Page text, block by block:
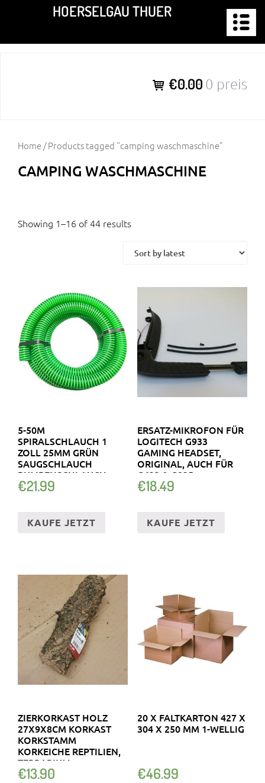
springen
HOERSELGAU THUER
€0.00 0 preis
Home/ Products tagged “camping waschmaschine”
CAMPING WASCHMASCHINE
Showing 1–16 of 44 results
5-50M
SPIRALSCHLAUCH 1
ZOLL 25MM GRÜN
SAUGSCHLAUCH
PUMPENSCHLAUCH
ANSAUGSCHLAUCH
€21.99
KAUFE JETZT
ERSATZ-MIKROFON FÜR
LOGITECH G933
GAMING HEADSET,
ORIGINAL, AUCH FÜR
G633 & G935
€18.49
KAUFE JETZT
ZIERKORKAST HOLZ
27X9X8CM KORKAST
KORKSTAMM
KORKEICHE REPTILIEN,
TERRARIUM
€13.90
20 X FALTKARTON 427 X
304 X 250 MM 1-WELLIG
€46.99